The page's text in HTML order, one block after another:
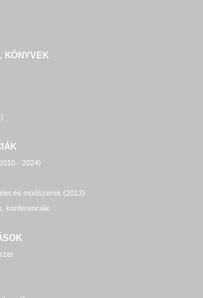
KÖNYVEK
- 2024)
és módszerek (2013)
konferenciák